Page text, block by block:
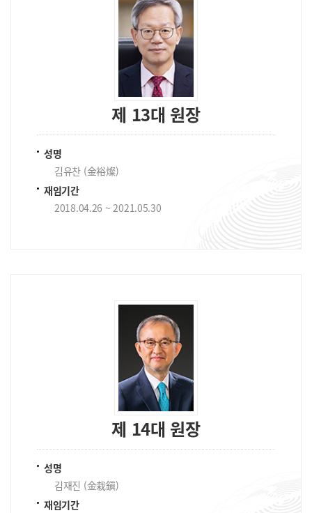
제 13대 원장
성명
김유찬 (金裕燦)
재임기간
2018.04.26 ~ 2021.05.30
제 14대 원장
성명
김재진 (金栽鎭)
재임기간